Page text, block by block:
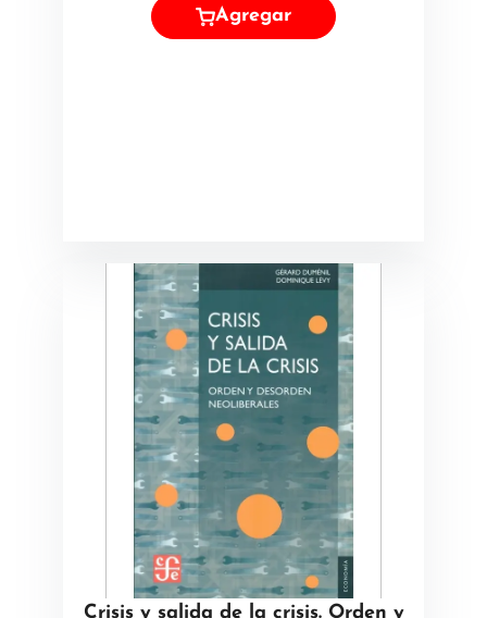
Agregar
Crisis y salida de la crisis. Orden y